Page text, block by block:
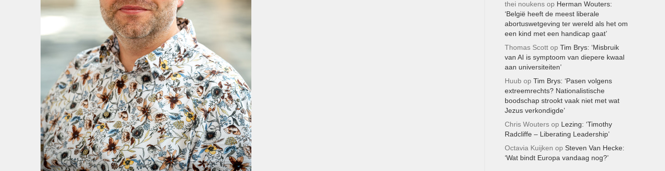
thei noukensop Herman Wouters:
‘België heeft de meest liberale
abortuswetgeving ter wereld als het om
een kind met een handicap gaat’
Thomas Scottop Tim Brys: ‘Misbruik
van AI is symptoom van diepere kwaal
aan universiteiten’
Huub op Tim Brys: ‘Pasen volgens
extreemrechts? Nationalistische
boodschap strookt vaak niet met wat
Jezus verkondigde’
Chris Woutersop Lezing: ‘Timothy
Radcliffe – Liberating Leadership’
Octavia Kuijken op Steven Van Hecke:
‘Wat bindt Europa vandaag nog?’